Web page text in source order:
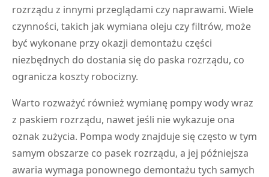
rozrządu z innymi przeglądami czy naprawami. Wiele
czynności, takich jak wymiana oleju czy filtrów, może
być wykonane przy okazji demontażu części
niezbędnych do dostania się do paska rozrządu, co
ogranicza koszty robocizny.
Warto rozważyć również wymianę pompy wody wraz
z paskiem rozrządu, nawet jeśli nie wykazuje ona
oznak zużycia. Pompa wody znajduje się często w tym
samym obszarze co pasek rozrządu, a jej późniejsza
awaria wymaga ponownego demontażu tych samych